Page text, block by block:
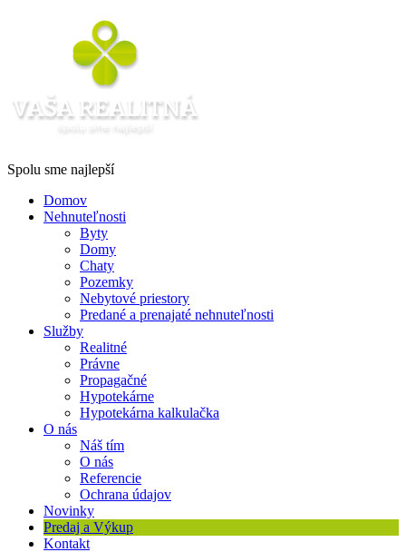
Spolu sme najlepší
Domov
Nehnuteľnosti
Byty
Domy
Chaty
Pozemky
Nebytové priestory
Predané a prenajaté nehnuteľnosti
Služby
Realitné
Právne
Propagačné
Hypotekárne
Hypotekárna kalkulačka
O nás
Náš tím
O nás
Referencie
Ochrana údajov
Novinky
Predaj a Výkup
Kontakt